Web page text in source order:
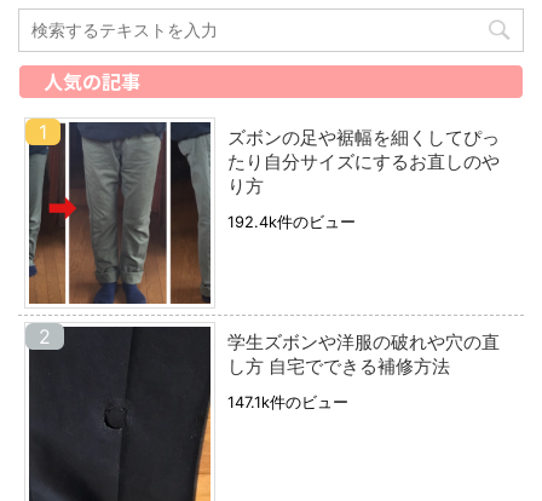
人気の記事
ズボンの足や裾幅を細くしてぴっ
たり自分サイズにするお直しのや
り方
192.4k件のビュー
学生ズボンや洋服の破れや穴の直
し方 自宅でできる補修方法
147.1k件のビュー